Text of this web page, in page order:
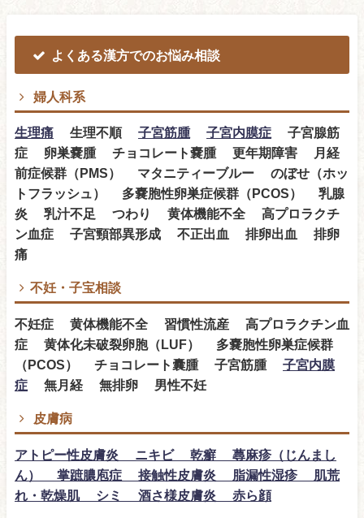
よくある漢方でのお悩み相談
婦人科系
生理痛 生理不順 子宮筋腫 子宮内膜症 子宮腺筋
症 卵巣嚢腫 チョコレート嚢腫 更年期障害 月経
前症候群（PMS） マタニティーブルー のぼせ（ホッ
トフラッシュ） 多嚢胞性卵巣症候群（PCOS） 乳腺
炎 乳汁不足 つわり 黄体機能不全 高プロラクチ
ン血症 子宮頸部異形成 不正出血 排卵出血 排卵
痛
不妊・子宝相談
不妊症 黄体機能不全 習慣性流産 高プロラクチン血
症 黄体化未破裂卵胞（LUF） 多嚢胞性卵巣症候群
（PCOS） チョコレート囊腫 子宮筋腫 子宮内膜
症 無月経 無排卵 男性不妊
皮膚病
アトピー性皮膚炎 ニキビ 乾癬 蕁麻疹（じんまし
ん） 掌蹠膿庖症 接触性皮膚炎 脂漏性湿疹 肌荒
れ・乾燥肌 シミ 酒さ様皮膚炎 赤ら顔